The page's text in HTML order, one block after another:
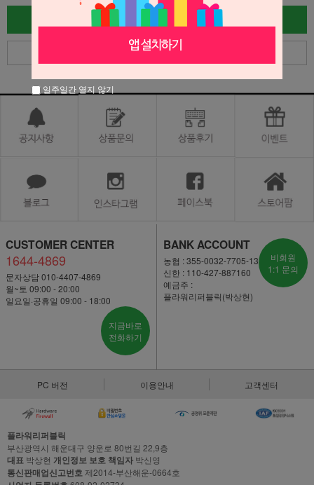
목록
CUSTOMER CENTER
1644-4869
문자상담 010-4407-4869
월~토 09:00 - 20:00
일요일·공휴일 09:00 - 18:00
지금바로
전화하기
BANK ACCOUNT
농협 : 355-0032-7705-13
신한 : 110-427-887160
예금주 :
플라워리퍼블릭(박상현)
비회원
1:1 문의
PC 버전 이용안내 고객센터
플라워리퍼블릭
부산광역시 해운대구 양운로 80번길 22,9층
대표 박상현 개인정보 보호 책임자 박신영
통신판매업신고번호제2014-부산해운-0664호
일주일간 열지 않기